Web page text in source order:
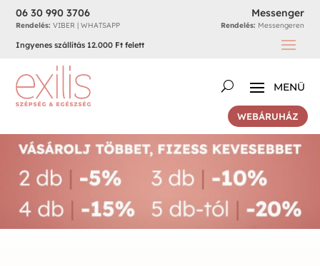
06 30 990 3706
Rendelés: VIBER | WHATSAPP
Messenger
Rendelés: Messengeren
Ingyenes szállítás 12.000 Ft felett
WEBÁRUHÁZ